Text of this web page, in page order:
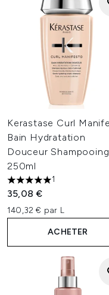
Kerastase Curl
Bain Hydratation
Douceur Shampooing
250ml
5 étoiles sur un
1
35,08 €
140,32 € par L
ACHETER